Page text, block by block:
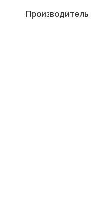
Производитель